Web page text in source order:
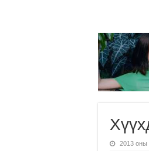
2013 оны